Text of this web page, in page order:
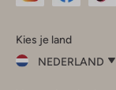
Instagram
Kies je land
NEDERLAND